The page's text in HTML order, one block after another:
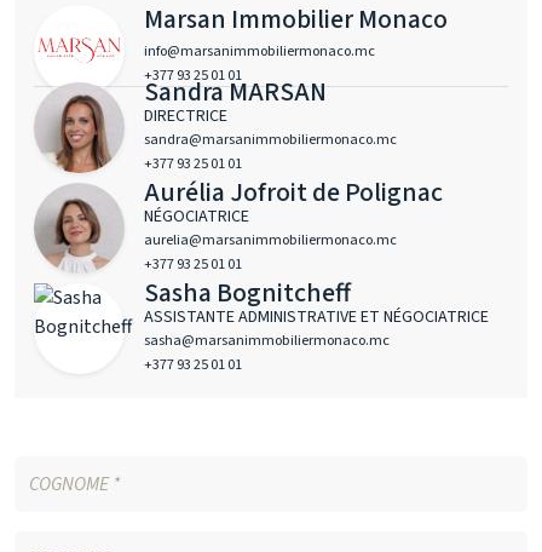
Marsan Immobilier Monaco
info@marsanimmobiliermonaco.mc
+377 93 25 01 01
Sandra MARSAN
DIRECTRICE
sandra@marsanimmobiliermonaco.mc
+377 93 25 01 01
Aurélia Jofroit de Polignac
NÉGOCIATRICE
aurelia@marsanimmobiliermonaco.mc
+377 93 25 01 01
Sasha Bognitcheff
ASSISTANTE ADMINISTRATIVE ET NÉGOCIATRICE
sasha@marsanimmobiliermonaco.mc
+377 93 25 01 01